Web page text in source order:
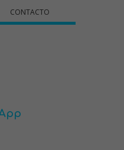
CONTACTO